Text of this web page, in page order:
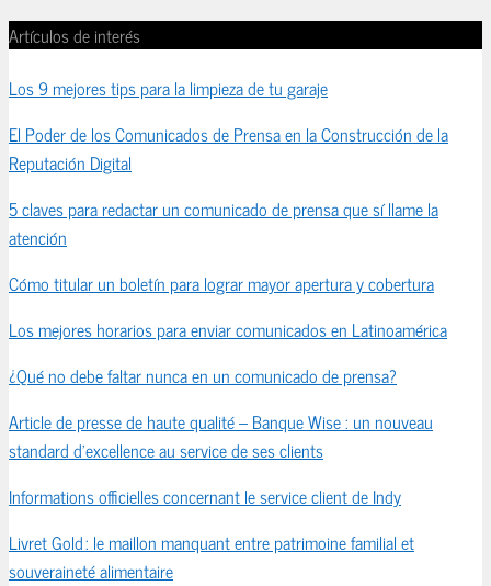
Artículos de interés
Los 9 mejores tips para la limpieza de tu garaje
El Poder de los Comunicados de Prensa en la Construcción de la
Reputación Digital
5 claves para redactar un comunicado de prensa que sí llame la
atención
Cómo titular un boletín para lograr mayor apertura y cobertura
Los mejores horarios para enviar comunicados en Latinoamérica
¿Qué no debe faltar nunca en un comunicado de prensa?
Article de presse de haute qualité – Banque Wise : un nouveau
standard d’excellence au service de ses clients
Informations officielles concernant le service client de Indy
Livret Gold : le maillon manquant entre patrimoine familial et
souveraineté alimentaire